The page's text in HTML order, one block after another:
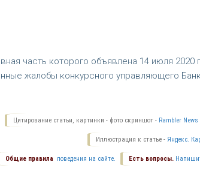
часть которого объявлена 14 июля 2020
жалобы конкурсного управляющего
Цитирование статьи, картинки - фото скриншот - Rambler News
Иллюстрация к статье - Яндекс.
Есть вопросы.
Общие правила поведения на сайте.